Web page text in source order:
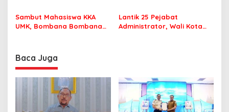
Perlu Lagi ke Kendari
Sekolah dengan Aman
Sambut Mahasiswa KKA
UMK, Bombana Bombana
Lantik 25 Pejabat
Administrator, Wali Kota
Baca Juga